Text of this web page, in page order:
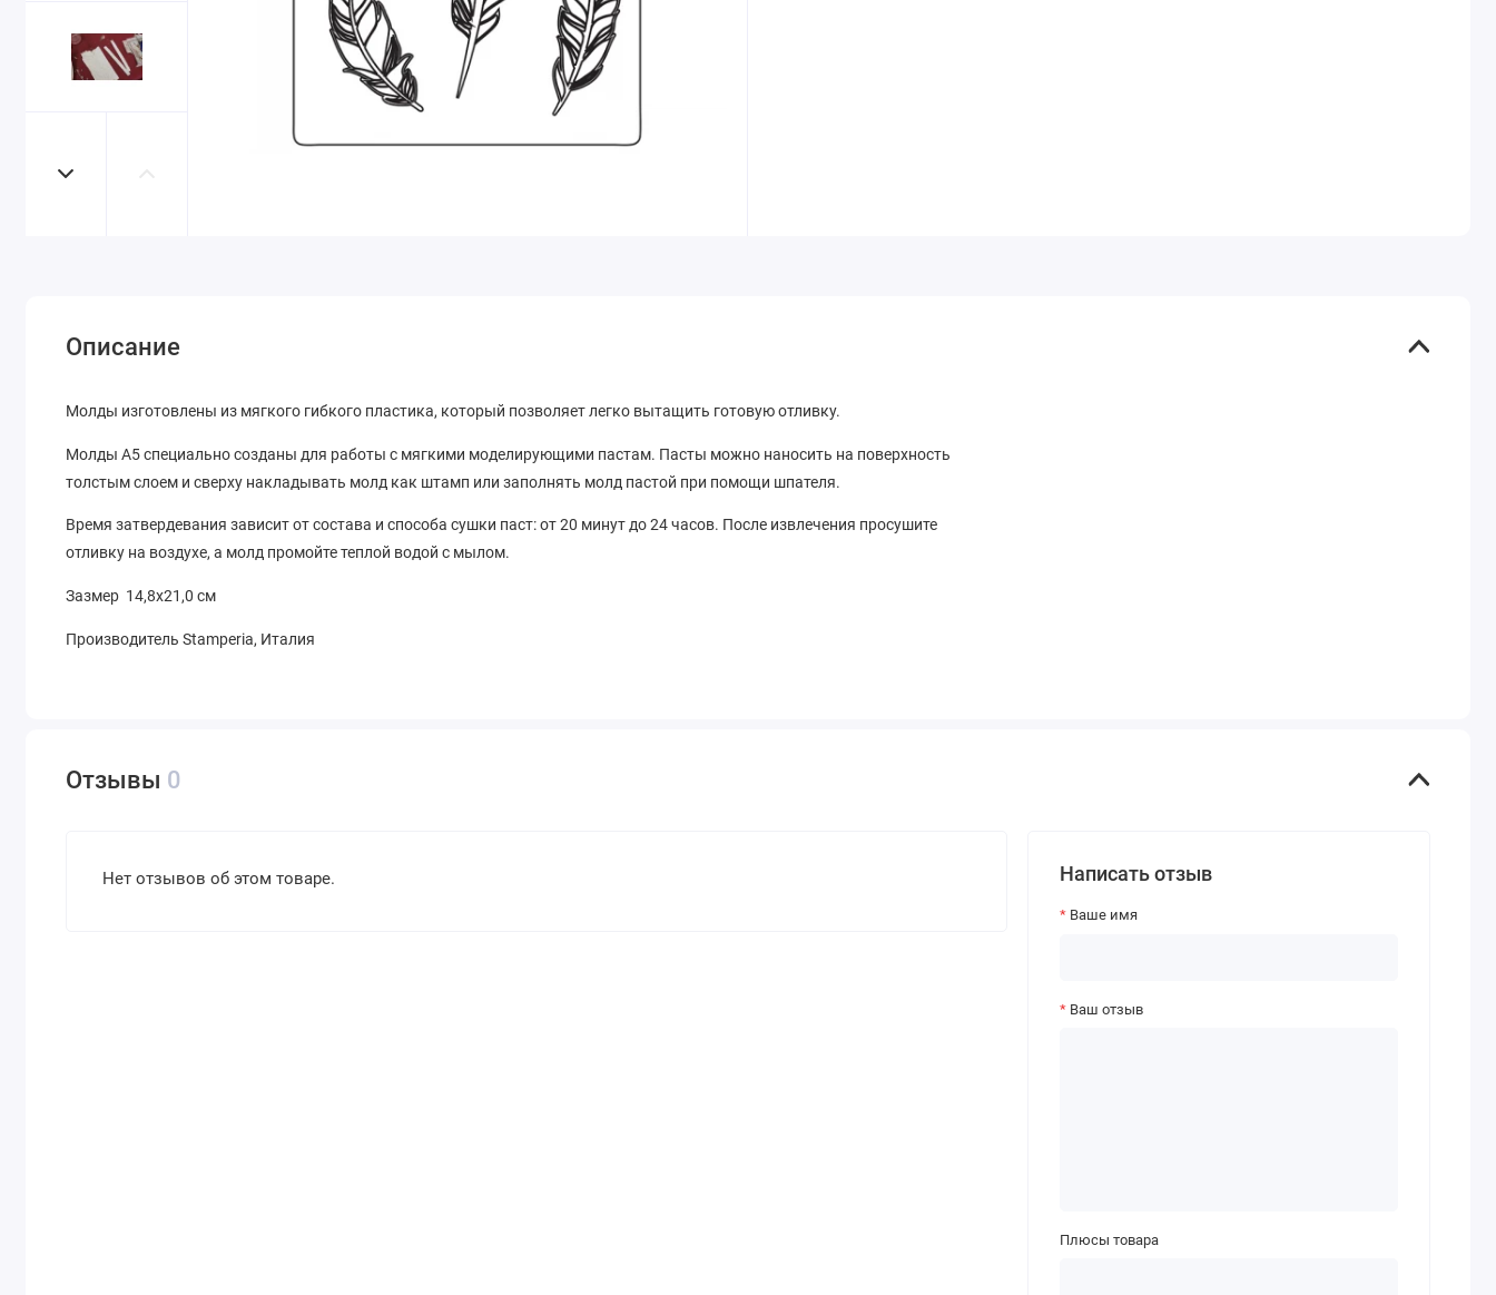
Описание
Молды изготовлены из мягкого гибкого пластика, который позволяет легко вытащить готовую отливку.
Молды A5 специально созданы для работы с мягкими моделирующими пастам. Пасты можно наносить на поверхность
толстым слоем и сверху накладывать молд как штамп или заполнять молд пастой при помощи шпателя.
Время затвердевания зависит от состава и способа сушки паст: от 20 минут до 24 часов. После извлечения просушите
отливку на воздухе, а молд промойте теплой водой с мылом.
Зазмер 14,8х21,0 см
Производитель Stamperia, Италия
Отзывы 0
Нет отзывов об этом товаре. Написать отзыв
Ваше имя
Ваш отзыв
Плюсы товара